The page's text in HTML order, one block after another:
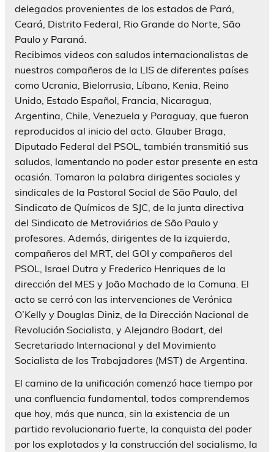
delegados provenientes de los estados de Pará,
Ceará, Distrito Federal, Rio Grande do Norte, São
Paulo y Paraná.
Recibimos videos con saludos internacionalistas de
nuestros compañeros de la LIS de diferentes países
como Ucrania, Bielorrusia, Líbano, Kenia, Reino
Unido, Estado Español, Francia, Nicaragua,
Argentina, Chile, Venezuela y Paraguay, que fueron
reproducidos al inicio del acto. Glauber Braga,
Diputado Federal del PSOL, también transmitió sus
saludos, lamentando no poder estar presente en esta
ocasión. Tomaron la palabra dirigentes sociales y
sindicales de la Pastoral Social de São Paulo, del
Sindicato de Químicos de SJC, de la junta directiva
del Sindicato de Metroviários de São Paulo y
profesores. Además, dirigentes de la izquierda,
compañeros del MRT, del GOI y compañeros del
PSOL, Israel Dutra y Frederico Henriques de la
dirección del MES y João Machado de la Comuna. El
acto se cerró con las intervenciones de Verónica
O’Kelly y Douglas Diniz, de la Dirección Nacional de
Revolución Socialista, y Alejandro Bodart, del
Secretariado Internacional y del Movimiento
Socialista de los Trabajadores (MST) de Argentina.
El camino de la unificación comenzó hace tiempo por
una confluencia fundamental, todos comprendemos
que hoy, más que nunca, sin la existencia de un
partido revolucionario fuerte, la conquista del poder
por los explotados y la construcción del socialismo, la